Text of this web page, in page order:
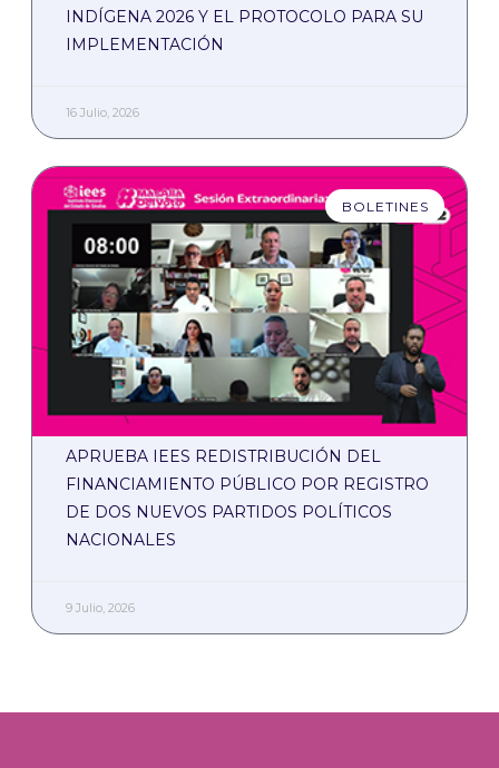
INDÍGENA 2026 Y EL PROTOCOLO PARA SU
IMPLEMENTACIÓN
16 Julio, 2026
BOLETINES
APRUEBA IEES REDISTRIBUCIÓN DEL
FINANCIAMIENTO PÚBLICO POR REGISTRO
DE DOS NUEVOS PARTIDOS POLÍTICOS
NACIONALES
9 Julio, 2026